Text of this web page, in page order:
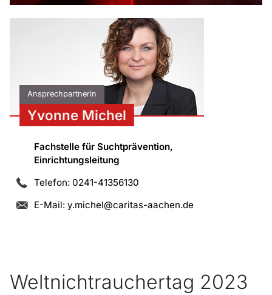
Weltnichtrauchertag 2023
Ansprechpartnerin
Yvonne Michel
Fachstelle für Suchtprävention,
Einrichtungsleitung
Telefon: 0241-41356130
E-Mail: y.michel@caritas-aachen.de